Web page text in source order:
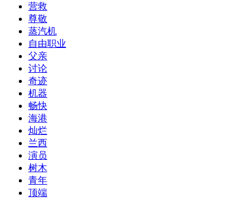
营救
尊敬
蒸汽机
自由职业
父亲
讨论
奇迹
机器
畅快
海港
灿烂
兰西
演员
树木
青年
顶端